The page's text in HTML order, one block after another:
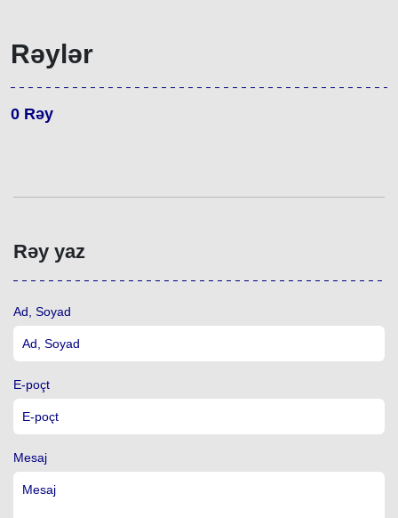
Rəylər
0 Rəy
Rəy yaz
Ad, Soyad
E-poçt
Mesaj